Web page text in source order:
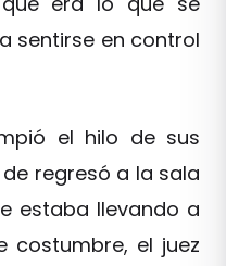
sentirse en control
el hilo de sus
regresó a la sala
estaba llevando a
costumbre, el juez